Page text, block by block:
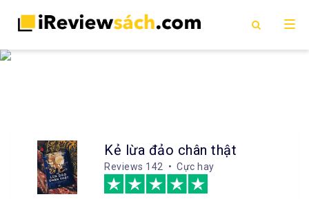
Kẻ lừa đảo chân thật
Reviews 142 • Cực hay